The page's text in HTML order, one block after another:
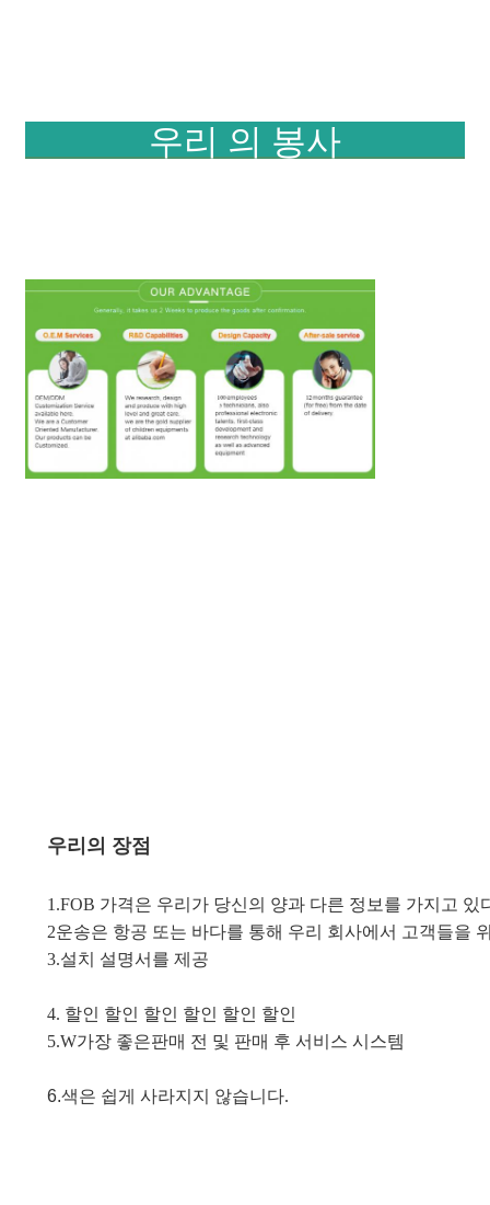
우리 의 봉사
우리의 장점
1.FOB 가격은 우리가 당신의 양과 다른 정보를 가지고 있
2운송은 항공 또는 바다를 통해 우리 회사에서 고객들을
3.설치 설명서를 제공
4. 할인 할인 할인 할인 할인 할인
5.W가장 좋은판매 전 및 판매 후 서비스 시스템
6.색은 쉽게 사라지지 않습니다.